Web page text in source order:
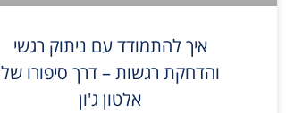
איך להתמודד עם ניתוק רגשי
והדחקת רגשות – דרך סיפורו של
אלטון ג'ון